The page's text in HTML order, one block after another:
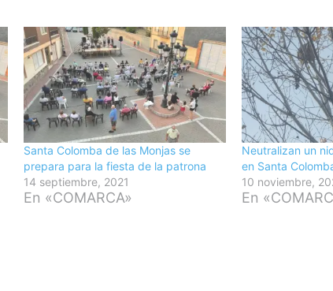
Santa Colomba de las Monjas se
prepara para la fiesta de la patrona
14 septiembre, 2021
En «COMARCA»
Neutralizan un
en Santa
10 noviembre,
En